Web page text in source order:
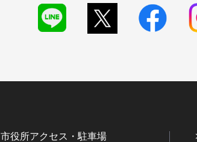
市役所アクセス・駐車場